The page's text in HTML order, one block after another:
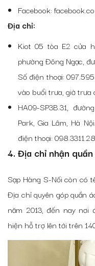
Facebook:
Địa chỉ:
Kiot 05 tòa E2 cửa
phường Đông Ngạc,
Số điện thoại:
vào buổi trưa, giờ trưa
HA09-SP3B.31,
Park, Gia Lâm, Hà
điện thoại:
4. Địa chỉ nhận
Sạp Hàng S-Nối còn có
Địa chỉ quyên góp quần
năm 2013, đến nay
hiện hỗ trợ lên tới trên